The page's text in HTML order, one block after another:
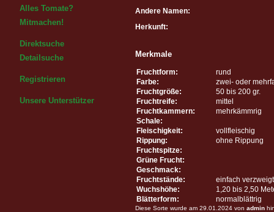
Alles Tomate?
Mitmachen!
Direktsuche
Detailsuche
Registrieren
Unsere Unterstützer
Andere Namen:
Herkunft:
Merkmale
Fruchtform:
rund
Farbe:
zwei- oder
Fruchtgröße:
50 bis 200 gr.
Fruchtreife:
mittel
Fruchtkammern:
mehrkämmrig
Schale:
Fleischigkeit:
vollfleischig
Rippung:
ohne Rippung
Fruchtspitze:
Grüne Frucht:
Geschmack:
Fruchtstände:
einfach verzweigt
Wuchshöhe:
1,20 bis 2,50
Blätterform:
normalblättrig
Diese Sorte wurde am 29.01.2024 von admin